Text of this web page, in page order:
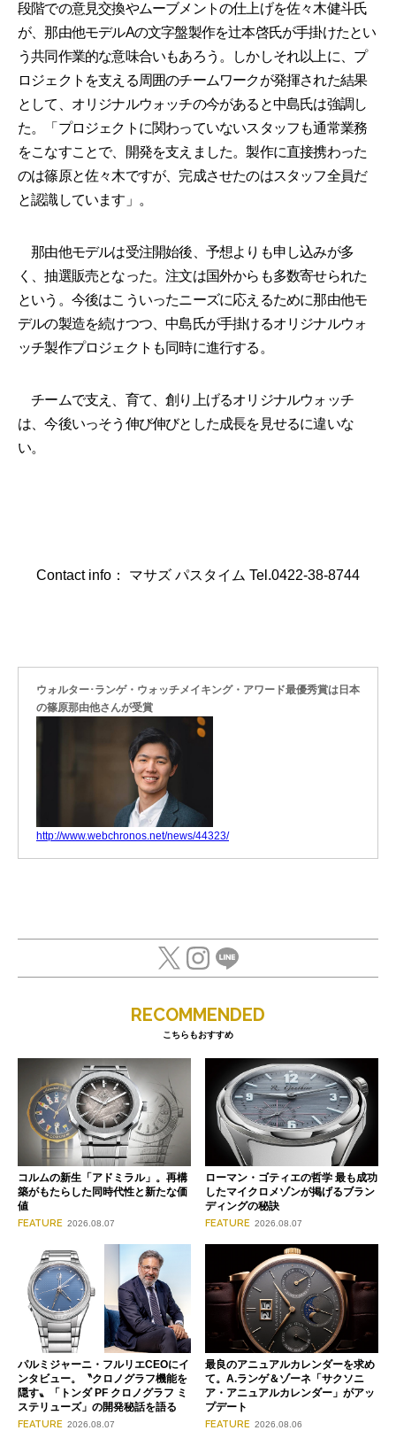
段階での意見交換やムーブメントの仕上げを佐々木健斗氏
が、那由他モデルAの文字盤製作を辻本啓氏が手掛けたとい
う共同作業的な意味合いもあろう。しかしそれ以上に、プ
ロジェクトを支える周囲のチームワークが発揮された結果
として、オリジナルウォッチの今があると中島氏は強調し
た。「プロジェクトに関わっていないスタッフも通常業務
をこなすことで、開発を支えました。製作に直接携わった
のは篠原と佐々木ですが、完成させたのはスタッフ全員だ
と認識しています」。
那由他モデルは受注開始後、予想よりも申し込みが多
く、抽選販売となった。注文は国外からも多数寄せられた
という。今後はこういったニーズに応えるために那由他モ
デルの製造を続けつつ、中島氏が手掛けるオリジナルウォ
ッチ製作プロジェクトも同時に進行する。
チームで支え、育て、創り上げるオリジナルウォッチ
は、今後いっそう伸び伸びとした成長を見せるに違いな
い。
Contact info： マサズ パスタイム Tel.0422-38-8744
ウォルター･ランゲ・ウォッチメイキング・アワード最優秀賞は日本
の篠原那由他さんが受賞
http://www.webchronos.net/news/44323/
RECOMMENDED
こちらもおすすめ
コルムの新生「アドミラル」。再構
築がもたらした同時代性と新たな価
値
FEATURE 2026.08.07
ローマン・ゴティエの哲学 最も成功
したマイクロメゾンが掲げるブラン
ディングの秘訣
FEATURE 2026.08.07
パルミジャーニ・フルリエCEOにイ
ンタビュー。〝クロノグラフ機能を
隠す〟「トンダ PF クロノグラフ ミ
ステリューズ」の開発秘話を語る
FEATURE 2026.08.07
最良のアニュアルカレンダーを求め
て。A.ランゲ＆ゾーネ「サクソニ
ア・アニュアルカレンダー」がアッ
プデート
FEATURE 2026.08.06